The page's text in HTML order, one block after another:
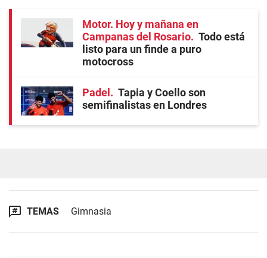
Motor. Hoy y mañana en
Campanas del Rosario
Todo está
listo para un finde a puro
motocross
Padel
Tapia y Coello son
semifinalistas en Londres
TEMAS Gimnasia